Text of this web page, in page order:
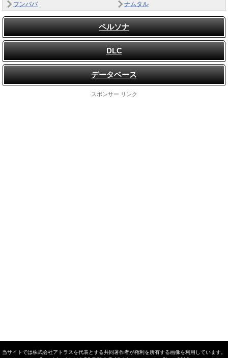
フンババ
ナムタル
ペルソナ
DLC
データベース
スポンサー リンク
当サイトでは株式会社アトラスを代表とする共同著作者が権利を所有する画像を利用しています。